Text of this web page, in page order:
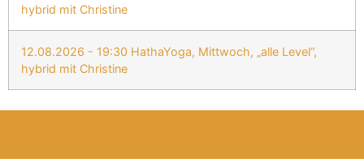
hybrid mit Christine
12.08.2026 - 19:30 HathaYoga, Mittwoch, „alle Level“,
hybrid mit Christine